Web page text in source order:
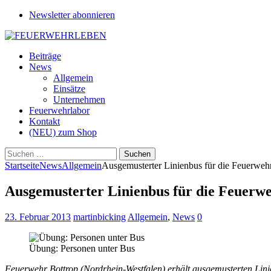
Newsletter abonnieren
Beiträge
News
Allgemein
Einsätze
Unternehmen
Feuerwehrlabor
Kontakt
(NEU) zum Shop
Suchen
nach:
StartseiteNewsAllgemeinAusgemusterter Linienbus für die
Ausgemusterter Linienbus für die
23. Februar 2013 martinbicking Allgemein, News 0
Übung: Personen unter Bus
Feuerwehr Bottrop (Nordrhein-Westfalen) erhält ausgemusterten